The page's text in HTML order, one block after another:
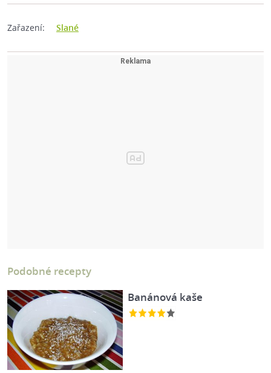
Zařazení: Slané
Podobné recepty
Banánová kaše